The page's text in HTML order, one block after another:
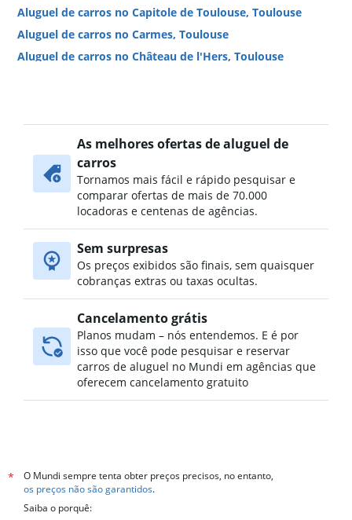
Aluguel de carros no Capitole de Toulouse, Toulouse
Aluguel de carros no Carmes, Toulouse
Aluguel de carros no Château de l'Hers, Toulouse
Aluguel de carros no Croix - Daurade, Toulouse
Aluguel de carros no Croix de Pierre, Toulouse
Aluguel de carros no Empalot, Toulouse
Aluguel de carros no Faourette, Toulouse
Aluguel de carros no Fer à Cheval, Toulouse
Aluguel de carros no Fontaine Lestang, Toulouse
Aluguel de carros no Guilheméry, Toulouse
As melhores ofertas de aluguel de
carros
Tornamos mais fácil e rápido pesquisar e
comparar ofertas de mais de 70.000
locadoras e centenas de agências.
Sem surpresas
Os preços exibidos são finais, sem quaisquer
cobranças extras ou taxas ocultas.
Cancelamento grátis
Planos mudam – nós entendemos. E é por
isso que você pode pesquisar e reservar
carros de aluguel no Mundi em agências que
oferecem cancelamento gratuito
*
O Mundi sempre tenta obter preços precisos, no entanto,
os preços não são garantidos.
Saiba o porquê: